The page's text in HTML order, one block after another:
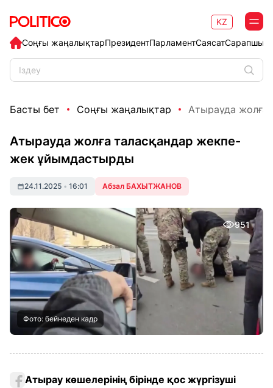
Соңғы жаңалықтарПрезидентПарламентСаясат
KZ
Басты бет Соңғы жаңалықтар Атырауда
Атырауда жолға таласқандар жекпе-
жек ұйымдастырды
24.11.2025 • 16:01 Абзал БАХЫТЖАНОВ
951
Фото: бейнеден кадр
Атырау көшелерінің бірінде қос жүргізуші